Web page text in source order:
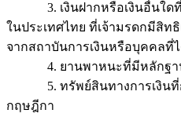
3. เงินฝากหรือเงินอื่นใดที่
ในประเทศไทย ที่เจ้ามรดกมีสิท
จากสถาบันการเงินหรือบุคคลที่
4. ยานพาหนะที่มีหลักฐาน
5. ทรัพย์สินทางการเงินที่ก
กฤษฎีกา